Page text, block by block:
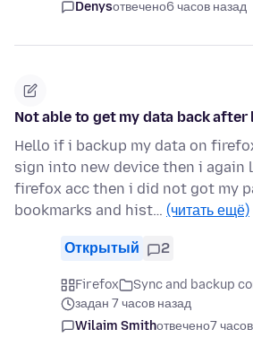
Denysотвечено6 часов назад
Not able to get my data back after
Hello if i backup my data on
sign into new device then i again
firefox acc then i did not got my
bookmarks and hist… (читать ещё)
Открытый 2
Firefox
Sync and backup
задан 7 часов назад
Wilaim Smithотвечено7